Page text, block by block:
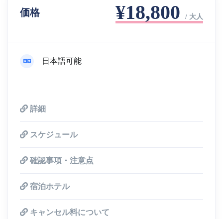
価格 ¥18,800 / 大人
日本語可能
詳細
スケジュール
確認事項・注意点
宿泊ホテル
キャンセル料について